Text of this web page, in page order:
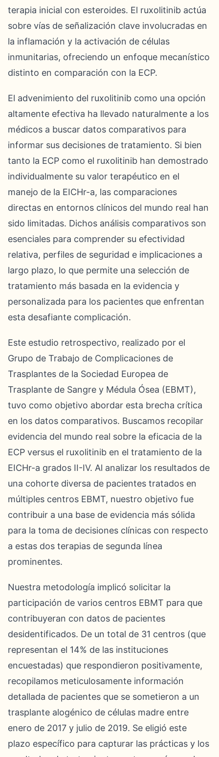
terapia inicial con esteroides. El ruxolitinib actúa
sobre vías de señalización clave involucradas en
la inflamación y la activación de células
inmunitarias, ofreciendo un enfoque mecanístico
distinto en comparación con la ECP.
El advenimiento del ruxolitinib como una opción
altamente efectiva ha llevado naturalmente a los
médicos a buscar datos comparativos para
informar sus decisiones de tratamiento. Si bien
tanto la ECP como el ruxolitinib han demostrado
individualmente su valor terapéutico en el
manejo de la EICHr-a, las comparaciones
directas en entornos clínicos del mundo real han
sido limitadas. Dichos análisis comparativos son
esenciales para comprender su efectividad
relativa, perfiles de seguridad e implicaciones a
largo plazo, lo que permite una selección de
tratamiento más basada en la evidencia y
personalizada para los pacientes que enfrentan
esta desafiante complicación.
Este estudio retrospectivo, realizado por el
Grupo de Trabajo de Complicaciones de
Trasplantes de la Sociedad Europea de
Trasplante de Sangre y Médula Ósea (EBMT),
tuvo como objetivo abordar esta brecha crítica
en los datos comparativos. Buscamos recopilar
evidencia del mundo real sobre la eficacia de la
ECP versus el ruxolitinib en el tratamiento de la
EICHr-a grados II-IV. Al analizar los resultados de
una cohorte diversa de pacientes tratados en
múltiples centros EBMT, nuestro objetivo fue
contribuir a una base de evidencia más sólida
para la toma de decisiones clínicas con respecto
a estas dos terapias de segunda línea
prominentes.
Nuestra metodología implicó solicitar la
participación de varios centros EBMT para que
contribuyeran con datos de pacientes
desidentificados. De un total de 31 centros (que
representan el 14% de las instituciones
encuestadas) que respondieron positivamente,
recopilamos meticulosamente información
detallada de pacientes que se sometieron a un
trasplante alogénico de células madre entre
enero de 2017 y julio de 2019. Se eligió este
plazo específico para capturar las prácticas y los